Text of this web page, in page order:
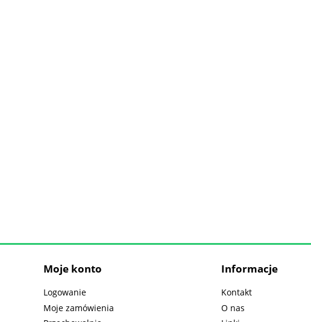
Moje konto
Logowanie
Moje zamówienia
Informacje
Kontakt
O nas